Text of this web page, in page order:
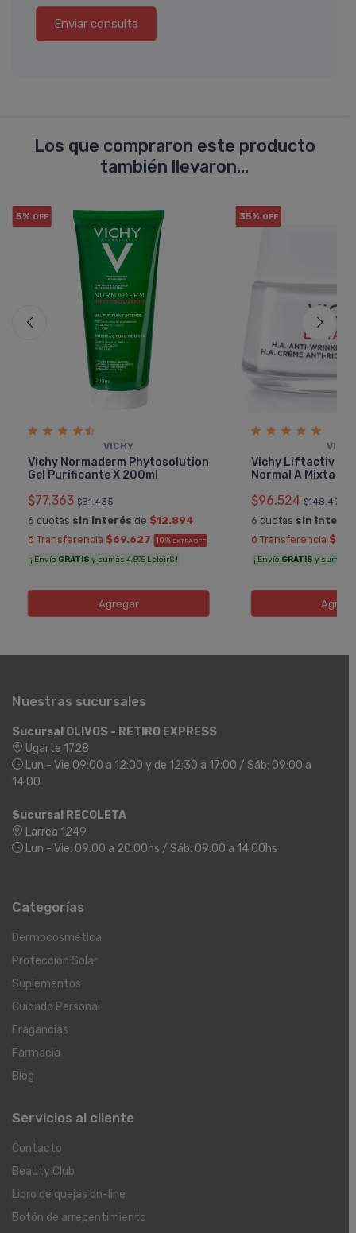
Enviar consulta
Los que compraron este producto
también llevaron...
5% OFF
VICHY
Vichy Normaderm Phytosolution
Gel Purificante X 200ml
$77.363 $81.435
6 cuotas sin interés de $12.894
ó Transferencia $69.627 10% EXTRA OFF
¡ Envío GRATIS y sumás 4.595 Leloir$ !
Agregar
35% OFF
VICHY
Vichy Liftactiv
Normal A Mixta
$96.524 $148.499
6 cuotas sin interés
ó Transferencia
¡ Envío GRATIS y sumás
Nuestras sucursales
Sucursal OLIVOS - RETIRO EXPRESS
Ugarte 1728
Lun - Vie 09:00 a 12:00 y de 12:30 a 17:00 / Sáb: 09:00 a
14:00
Sucursal RECOLETA
Larrea 1249
Lun - Vie: 09:00 a 20:00hs / Sáb: 09:00 a 14:00hs
Categorías
Dermocosmética
Protección Solar
Suplementos
Cuidado Personal
Fragancias
Farmacia
Blog
Servicios al cliente
Contacto
Beauty Club
Libro de quejas on-line
Botón de arrepentimiento